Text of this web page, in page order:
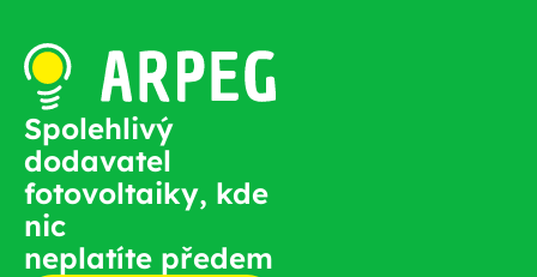
Spolehlivý
dodavatel
fotovoltaiky, kde
nic
neplatíte předem